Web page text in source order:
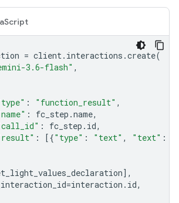
Script
= client. interactions .create(
3.6-flash" ,
: "function_result" ,
: fc_step .name,
: fc_step . id,
: [{"type" : "text" , "text" :
ion],
=interaction . id,